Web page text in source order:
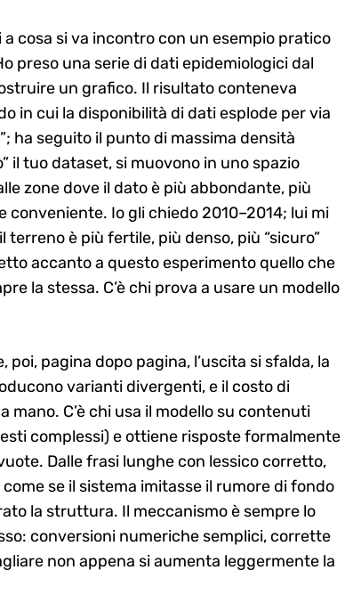
cosa si va incontro con un esempio pratico
preso una serie di dati epidemiologici dal
un grafico. Il risultato conteneva
in cui la disponibilità di dati esplode per via
ha seguito il punto di massima densità
il tuo dataset, si muovono in uno spazio
zone dove il dato è più abbondante, più
Io gli chiedo 2010–2014; lui mi
è più fertile, più denso, più “sicuro”
accanto a questo esperimento quello che
la stessa. C’è chi prova a usare un modello
pagina dopo pagina, l’uscita si sfalda, la
varianti divergenti, e il costo di
mano. C’è chi usa il modello su contenuti
complessi) e ottiene risposte formalmente
Dalle frasi lunghe con lessico corretto,
se il sistema imitasse il rumore di fondo
la struttura. Il meccanismo è sempre lo
conversioni numeriche semplici, corrette
non appena si aumenta leggermente la